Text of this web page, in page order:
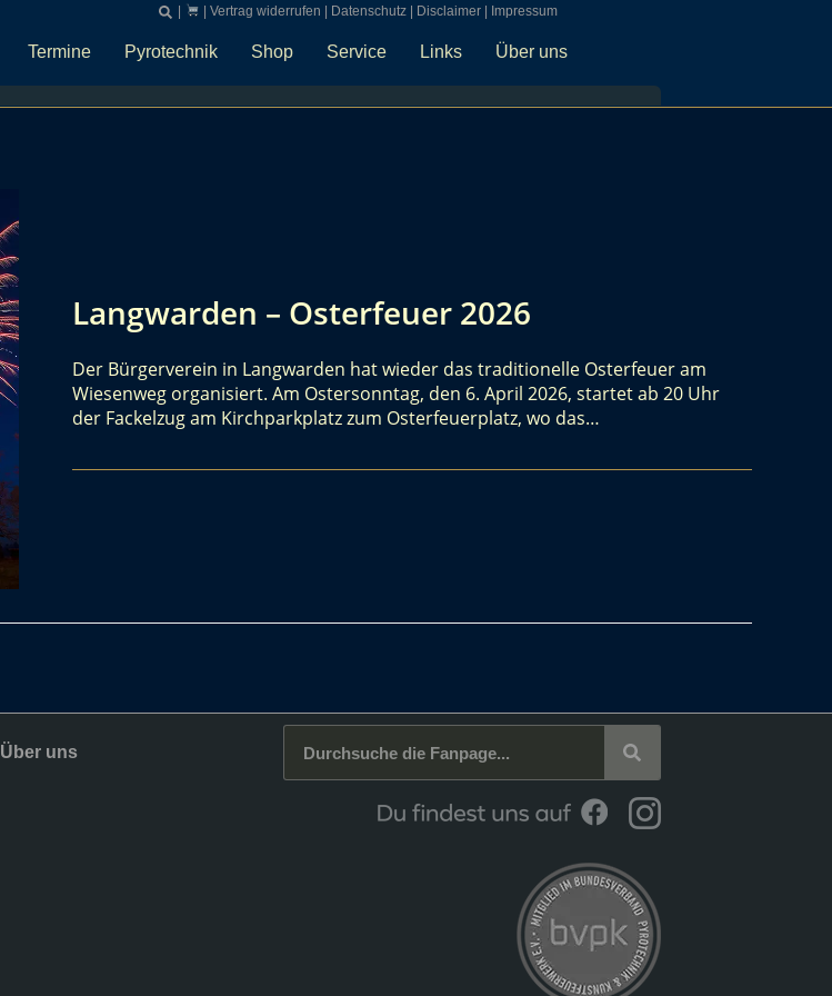
Vertrag widerrufen Datenschutz| Disclaimer| Impressum
Termine Pyrotechnik Shop Service Links Über uns
Langwarden – Osterfeuer 2026
Der Bürgerverein in Langwarden hat wieder das traditionelle Osterfeuer am
Wiesenweg organisiert. Am Ostersonntag, den 6. April 2026, startet ab 20 Uhr
der Fackelzug am Kirchparkplatz zum Osterfeuerplatz, wo das…
Über uns